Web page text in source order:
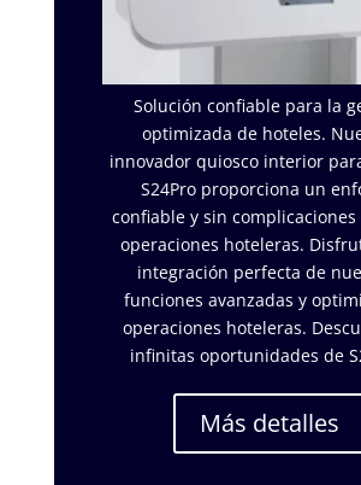
Solución confiable para la
optimizada de hoteles.
innovador quiosco interior
S24Pro proporciona un
confiable y sin complicaciones
operaciones hoteleras.
integración perfecta de
funciones avanzadas y
operaciones hoteleras.
infinitas oportunidades de
Más detalles